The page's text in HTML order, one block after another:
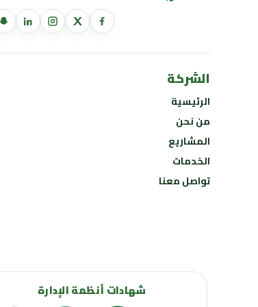
الشركة
الرئيسية
من نحن
المشاريع
الخدمات
تواصل معنا
شهادات أنظمة الإدارة